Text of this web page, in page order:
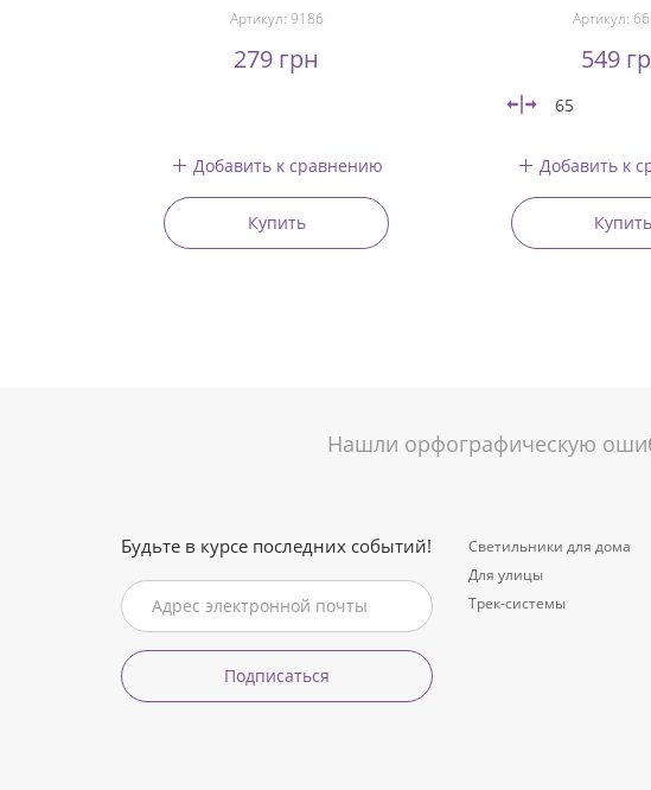
Артикул: 9186
279 грн
Добавить к сравнению
Купить
Артикул:
549
65
Добавить к
Купить
Нашли орфографическую
Будьте в курсе последних событий!
Подписаться
Светильники для дома
Для улицы
Трек-системы